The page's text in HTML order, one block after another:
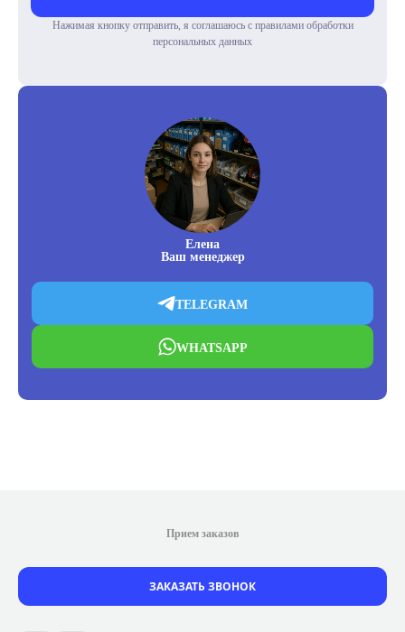
Нажимая кнопку отправить, я соглашаюсь с правилами обработки
персональных данных
Елена
Ваш менеджер
TELEGRAM
WHATSAPP
Прием заказов
ЗАКАЗАТЬ ЗВОНОК